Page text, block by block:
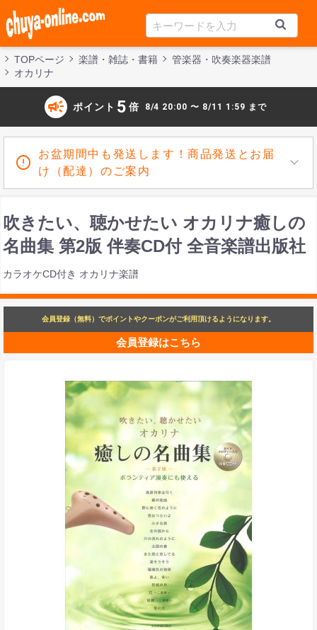
TOPページ 楽譜・雑誌・書籍
管楽器・吹奏楽器楽譜
オカリナ
campaign ポイント 5 倍 8/4 20:00 〜 8/11 1:59 まで
お盆期間中も発送します！商品発送とお届
け（配達）のご案内
吹きたい、聴かせたい オカリナ癒しの
名曲集 第2版 伴奏CD付 全音楽譜出版社
カラオケCD付き オカリナ楽譜
会員登録（無料）でポイントやクーポンがご利用頂けるようになります。
会員登録はこちら